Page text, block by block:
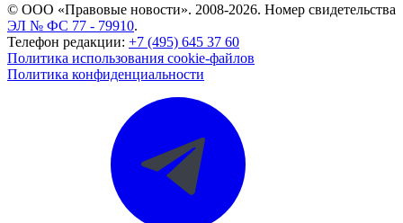
© ООО «Правовые новости». 2008-2026. Номер свидетельства
ЭЛ № ФС 77 - 79910.
Телефон редакции: +7 (495) 645 37 60
Политика использования cookie-файлов
Политика конфиденциальности